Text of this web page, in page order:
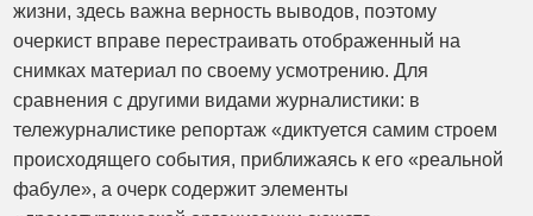
жизни, здесь важна верность выводов, поэтому
очеркист вправе перестраивать отображенный на
снимках материал по своему усмотрению. Для
сравнения с другими видами журналистики: в
тележурналистике репортаж «диктуется самим строем
происходящего события, приближаясь к его «реальной
фабуле», а очерк содержит элементы